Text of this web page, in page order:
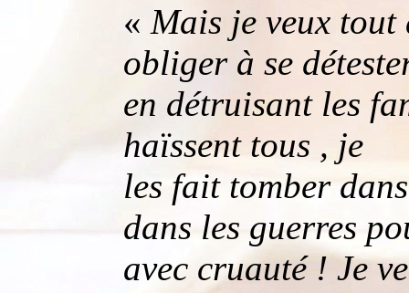
«Mais je veux tout
obliger à se
en détruisant les
haïssent tous , je
les fait tomber
dans les guerres
avec cruauté ! Je